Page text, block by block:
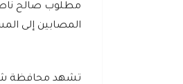
مطلوب صالح
المصابين إلى
تشهد محافظة